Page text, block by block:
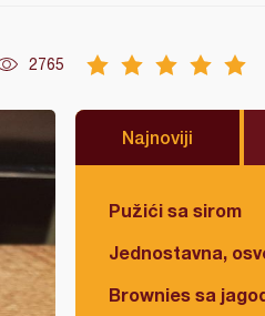
2765
Najnoviji
Pužići sa sirom
Jednostavna,
Brownies sa